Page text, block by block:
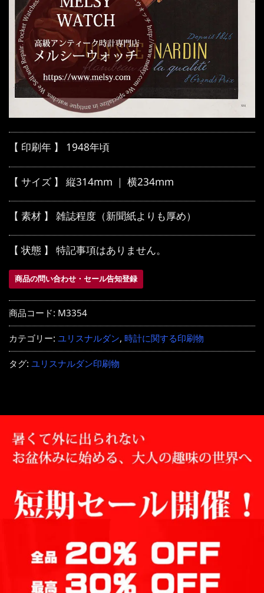
【 印刷年 】 1948年頃
【 サイズ 】 縦314mm ｜ 横234mm
【 素材 】 雑誌程度（新聞紙よりも厚め）
【 状態 】 特記事項はありません。
商品の問い合わせ・セール告知登録
商品コード: M3354
カテゴリー: ユリスナルダン, 時計に関する印刷物
タグ: ユリスナルダン印刷物